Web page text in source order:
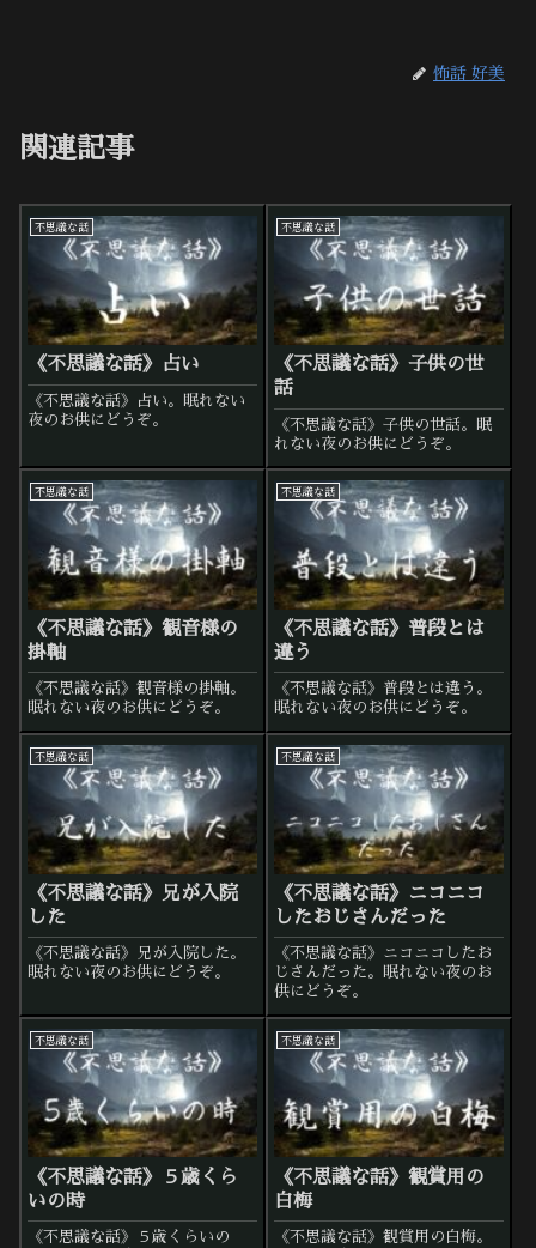
怖話 好美
関連記事
不思議な話
《不思議な話》占い
《不思議な話》占い。眠れない
夜のお供にどうぞ。
不思議な話
《不思議な話》子供の世
話
《不思議な話》子供の世話。眠
れない夜のお供にどうぞ。
不思議な話
《不思議な話》観音様の
掛軸
《不思議な話》観音様の掛軸。
眠れない夜のお供にどうぞ。
不思議な話
《不思議な話》普段とは
違う
《不思議な話》普段とは違う。
眠れない夜のお供にどうぞ。
不思議な話
《不思議な話》兄が入院
した
《不思議な話》兄が入院した。
眠れない夜のお供にどうぞ。
不思議な話
《不思議な話》ニコニコ
したおじさんだった
《不思議な話》ニコニコしたお
じさんだった。眠れない夜のお
供にどうぞ。
不思議な話
《不思議な話》５歳くら
いの時
《不思議な話》５歳くらいの
不思議な話
《不思議な話》観賞用の
白梅
《不思議な話》観賞用の白梅。